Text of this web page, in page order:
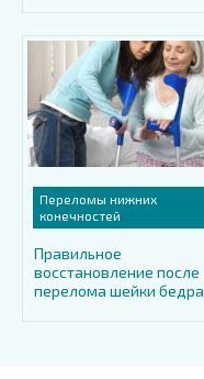
Переломы нижних
конечностей
Правильное
восстановление после
перелома шейки бедра